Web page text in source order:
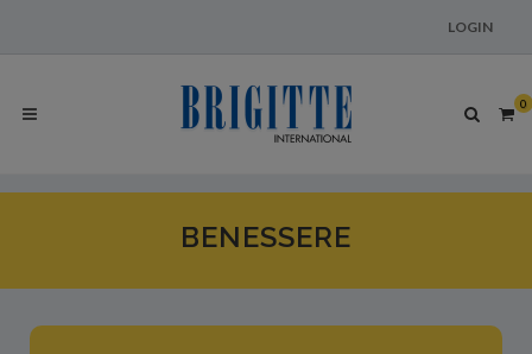
LOGIN
0
BENESSERE